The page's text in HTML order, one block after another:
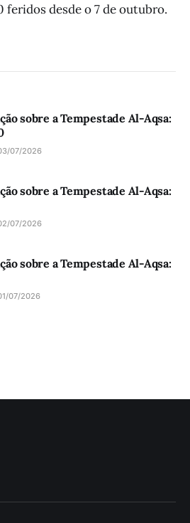
feridos desde o 7 de outubro.
sobre a Tempestade Al-Aqsa:
07/2026
sobre a Tempestade Al-Aqsa:
07/2026
sobre a Tempestade Al-Aqsa:
07/2026